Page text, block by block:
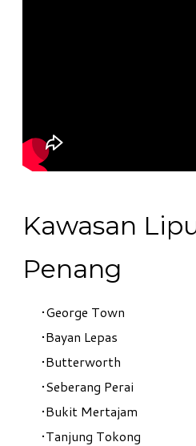
Kawasan
Penang
George Town
Bayan Lepas
Butterworth
Seberang Perai
Bukit Mertajam
Tanjung Tokong